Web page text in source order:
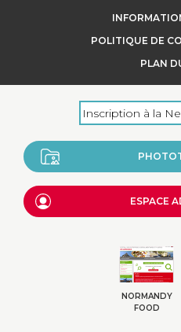
POLITIQUE DE
PLAN
ESPACE
NORMANDY
FOOD